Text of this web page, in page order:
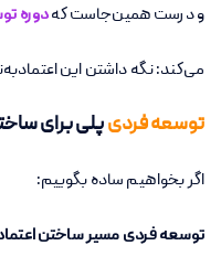
و درست همین‌جاست کهدوره
می‌کند: نگه داشتن این
توسعه فردیپلی برای
اگر بخواهیم ساده بگوییم:
توسعه فردی مسیر ساختن